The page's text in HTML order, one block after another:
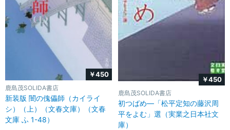
￥450
鹿島茂SOLIDA書店
新装版 闇の傀儡師（カイライ
シ）（上）（文春文庫）（文春
文庫 ふ 1-48）
￥450
鹿島茂SOLIDA書店
初つばめ―「松平定知の藤沢周
平をよむ」選（実業之日本社文
庫）